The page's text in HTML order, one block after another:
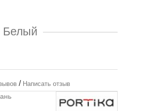
Белый
/ Написать отзыв